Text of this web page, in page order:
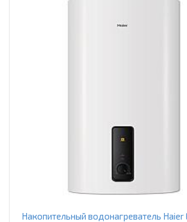
Накопительный водонагреватель Haier